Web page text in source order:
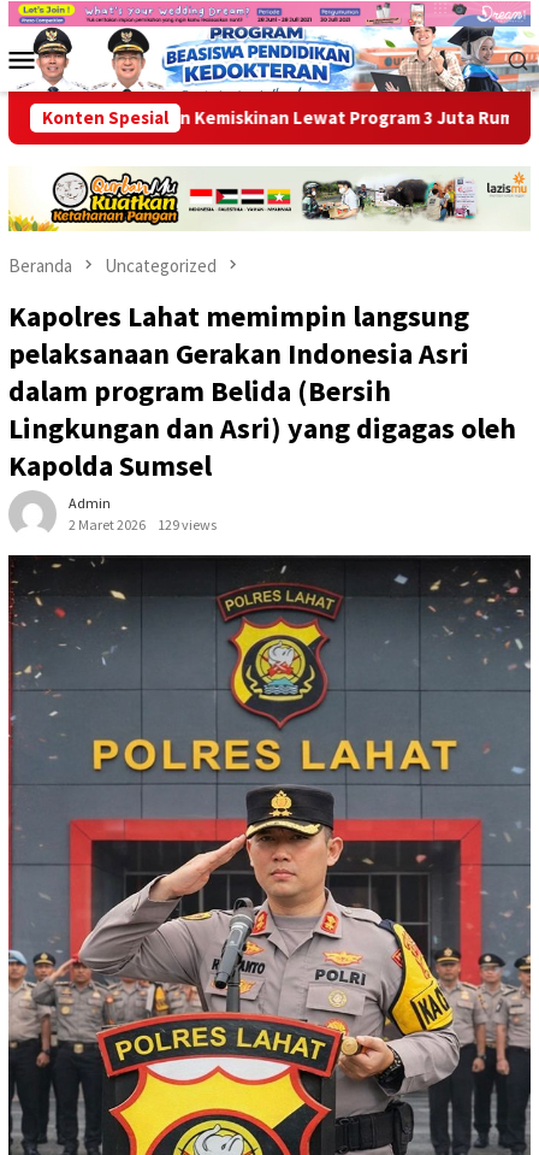
Loncat
kontenMenu
Mobile
Konten Spesial
Kemiskinan Lewat Program 3 Juta Rumah
Beranda Uncategorized
Kapolres Lahat memimpin langsung
pelaksanaan Gerakan Indonesia Asri
dalam program Belida (Bersih
Lingkungan dan Asri) yang digagas oleh
Kapolda Sumsel
Admin
2 Maret 2026
129 views